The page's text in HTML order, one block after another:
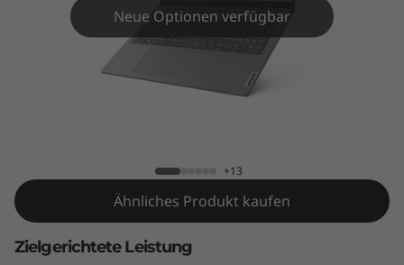
M
D
Neue Optionen verfügbar
+13
Ähnliches Produkt kaufen
Zielgerichtete Leistung